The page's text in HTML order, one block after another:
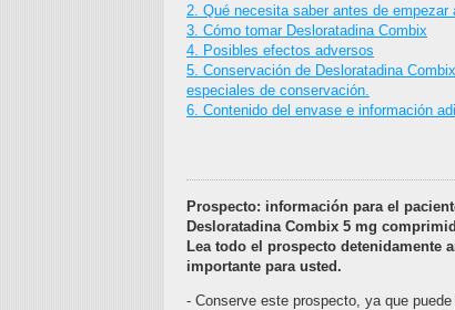
2. Qué necesita saber antes de empezar
3. Cómo tomar Desloratadina Combix
4. Posibles efectos adversos
5. Conservación de Desloratadina
especiales de conservación.
6. Contenido del envase e información
Prospecto: información para el
Desloratadina Combix 5 mg
Lea todo el prospecto detenidamente
importante para usted.
- Conserve este prospecto, ya que